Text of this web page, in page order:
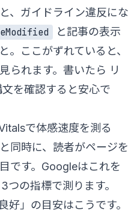
、ガイドライン違反にな
と記事の表示
。ここがずれていると、
られます。書いたら リ
文を確認すると安心で
で体感速度を測る
同時に、読者がページを
です。Googleはこれを
つの指標で測ります。
」の目安はこうです。